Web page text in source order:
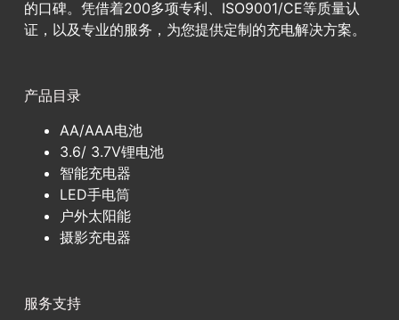
的口碑。凭借着200多项专利、ISO9001/CE等质量认
证，以及专业的服务，为您提供定制的充电解决方案。
产品目录
AA/AAA电池
3.6/ 3.7V锂电池
智能充电器
LED手电筒
户外太阳能
摄影充电器
服务支持